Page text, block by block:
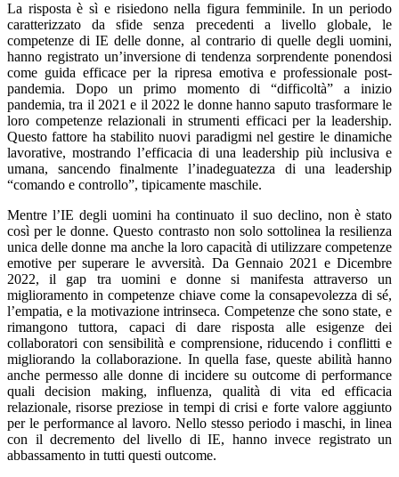
La risposta è sì e risiedono nella figura femminile. In un periodo
caratterizzato da sfide senza precedenti a livello globale, le
competenze di IE delle donne, al contrario di quelle degli uomini,
hanno registrato un’inversione di tendenza sorprendente ponendosi
come guida efficace per la ripresa emotiva e professionale post-
pandemia. Dopo un primo momento di “difficoltà” a inizio
pandemia, tra il 2021 e il 2022 le donne hanno saputo trasformare le
loro competenze relazionali in strumenti efficaci per la leadership.
Questo fattore ha stabilito nuovi paradigmi nel gestire le dinamiche
lavorative, mostrando l’efficacia di una leadership più inclusiva e
umana, sancendo finalmente l’inadeguatezza di una leadership
“comando e controllo”, tipicamente maschile.
Mentre l’IE degli uomini ha continuato il suo declino, non è stato
così per le donne. Questo contrasto non solo sottolinea la resilienza
unica delle donne ma anche la loro capacità di utilizzare competenze
emotive per superare le avversità. Da Gennaio 2021 e Dicembre
2022, il gap tra uomini e donne si manifesta attraverso un
miglioramento in competenze chiave come la consapevolezza di sé,
l’empatia, e la motivazione intrinseca. Competenze che sono state, e
rimangono tuttora, capaci di dare risposta alle esigenze dei
collaboratori con sensibilità e comprensione, riducendo i conflitti e
migliorando la collaborazione. In quella fase, queste abilità hanno
anche permesso alle donne di incidere su outcome di performance
quali decision making, influenza, qualità di vita ed efficacia
relazionale, risorse preziose in tempi di crisi e forte valore aggiunto
per le performance al lavoro. Nello stesso periodo i maschi, in linea
con il decremento del livello di IE, hanno invece registrato un
abbassamento in tutti questi outcome.